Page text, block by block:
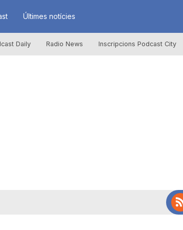
Últimes notícies
Daily Radio News Inscripcions Podcast City